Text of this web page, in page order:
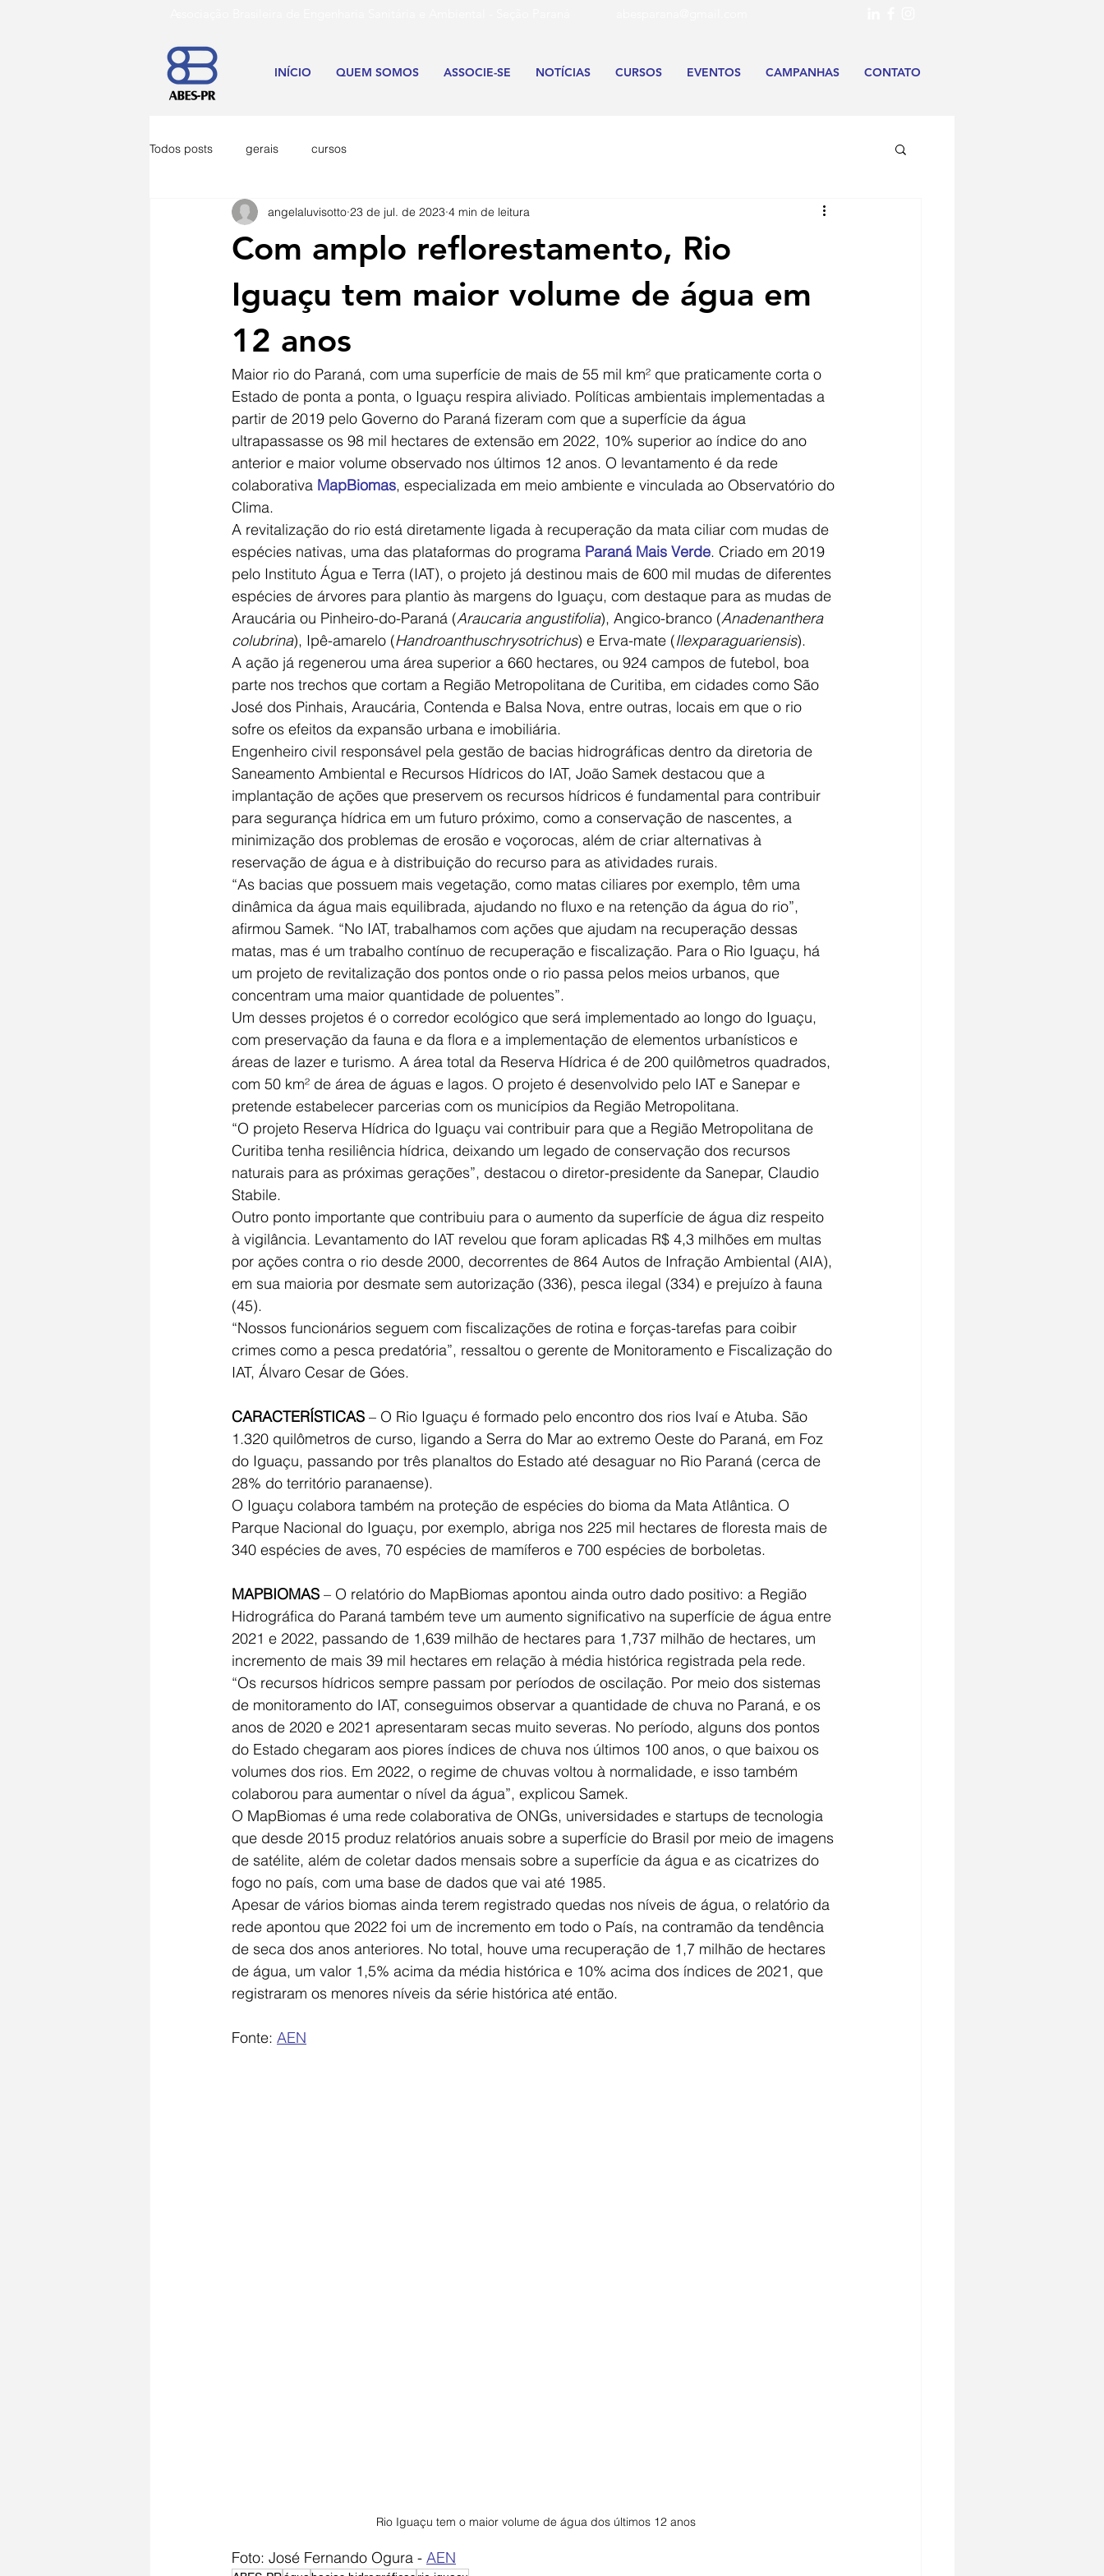
INÍCIO QUEM SOMOS ASSOCIE-SE NOTÍCIAS CURSOS EVENTOS CAMPANHAS CONTATO
Todos posts gerais cursos
Com amplo reflorestamento, Rio
Iguaçu tem maior volume de água em
12 anos
angelaluvisotto 23 de jul. de 2023 4 min de leitura
Maior rio do Paraná, com uma superfície de mais de 55 mil km² que praticamente corta o
Estado de ponta a ponta, o Iguaçu respira aliviado. Políticas ambientais implementadas a
partir de 2019 pelo Governo do Paraná fizeram com que a superfície da água
ultrapassasse os 98 mil hectares de extensão em 2022, 10% superior ao índice do ano
anterior e maior volume observado nos últimos 12 anos. O levantamento é da rede
colaborativa MapBiomas, especializada em meio ambiente e vinculada ao Observatório do
Clima.
A revitalização do rio está diretamente ligada à recuperação da mata ciliar com mudas de
espécies nativas, uma das plataformas do programa Paraná Mais Verde. Criado em 2019
pelo Instituto Água e Terra (IAT), o projeto já destinou mais de 600 mil mudas de diferentes
espécies de árvores para plantio às margens do Iguaçu, com destaque para as mudas de
Araucária ou Pinheiro-do-Paraná (Araucaria angustifolia), Angico-branco (Anadenanthera
colubrina), Ipê-amarelo (Handroanthuschrysotrichus) e Erva-mate (Ilexparaguariensis).
A ação já regenerou uma área superior a 660 hectares, ou 924 campos de futebol, boa
parte nos trechos que cortam a Região Metropolitana de Curitiba, em cidades como São
José dos Pinhais, Araucária, Contenda e Balsa Nova, entre outras, locais em que o rio
sofre os efeitos da expansão urbana e imobiliária.
Engenheiro civil responsável pela gestão de bacias hidrográficas dentro da diretoria de
Saneamento Ambiental e Recursos Hídricos do IAT, João Samek destacou que a
implantação de ações que preservem os recursos hídricos é fundamental para contribuir
para segurança hídrica em um futuro próximo, como a conservação de nascentes, a
minimização dos problemas de erosão e voçorocas, além de criar alternativas à
reservação de água e à distribuição do recurso para as atividades rurais.
“As bacias que possuem mais vegetação, como matas ciliares por exemplo, têm uma
dinâmica da água mais equilibrada, ajudando no fluxo e na retenção da água do rio”,
afirmou Samek. “No IAT, trabalhamos com ações que ajudam na recuperação dessas
matas, mas é um trabalho contínuo de recuperação e fiscalização. Para o Rio Iguaçu, há
um projeto de revitalização dos pontos onde o rio passa pelos meios urbanos, que
concentram uma maior quantidade de poluentes”.
Um desses projetos é o corredor ecológico que será implementado ao longo do Iguaçu,
com preservação da fauna e da flora e a implementação de elementos urbanísticos e
áreas de lazer e turismo. A área total da Reserva Hídrica é de 200 quilômetros quadrados,
com 50 km² de área de águas e lagos. O projeto é desenvolvido pelo IAT e Sanepar e
pretende estabelecer parcerias com os municípios da Região Metropolitana.
“O projeto Reserva Hídrica do Iguaçu vai contribuir para que a Região Metropolitana de
Curitiba tenha resiliência hídrica, deixando um legado de conservação dos recursos
naturais para as próximas gerações”, destacou o diretor-presidente da Sanepar, Claudio
Stabile.
Outro ponto importante que contribuiu para o aumento da superfície de água diz respeito
à vigilância. Levantamento do IAT revelou que foram aplicadas R$ 4,3 milhões em multas
por ações contra o rio desde 2000, decorrentes de 864 Autos de Infração Ambiental (AIA),
em sua maioria por desmate sem autorização (336), pesca ilegal (334) e prejuízo à fauna
(45).
“Nossos funcionários seguem com fiscalizações de rotina e forças-tarefas para coibir
crimes como a pesca predatória”, ressaltou o gerente de Monitoramento e Fiscalização do
IAT, Álvaro Cesar de Góes.
CARACTERÍSTICAS – O Rio Iguaçu é formado pelo encontro dos rios Ivaí e Atuba. São
1.320 quilômetros de curso, ligando a Serra do Mar ao extremo Oeste do Paraná, em Foz
do Iguaçu, passando por três planaltos do Estado até desaguar no Rio Paraná (cerca de
28% do território paranaense).
O Iguaçu colabora também na proteção de espécies do bioma da Mata Atlântica. O
Parque Nacional do Iguaçu, por exemplo, abriga nos 225 mil hectares de floresta mais de
340 espécies de aves, 70 espécies de mamíferos e 700 espécies de borboletas.
MAPBIOMAS – O relatório do MapBiomas apontou ainda outro dado positivo: a Região
Hidrográfica do Paraná também teve um aumento significativo na superfície de água entre
2021 e 2022, passando de 1,639 milhão de hectares para 1,737 milhão de hectares, um
incremento de mais 39 mil hectares em relação à média histórica registrada pela rede.
“Os recursos hídricos sempre passam por períodos de oscilação. Por meio dos sistemas
de monitoramento do IAT, conseguimos observar a quantidade de chuva no Paraná, e os
anos de 2020 e 2021 apresentaram secas muito severas. No período, alguns dos pontos
do Estado chegaram aos piores índices de chuva nos últimos 100 anos, o que baixou os
volumes dos rios. Em 2022, o regime de chuvas voltou à normalidade, e isso também
colaborou para aumentar o nível da água”, explicou Samek.
O MapBiomas é uma rede colaborativa de ONGs, universidades e startups de tecnologia
que desde 2015 produz relatórios anuais sobre a superfície do Brasil por meio de imagens
de satélite, além de coletar dados mensais sobre a superfície da água e as cicatrizes do
fogo no país, com uma base de dados que vai até 1985.
Apesar de vários biomas ainda terem registrado quedas nos níveis de água, o relatório da
rede apontou que 2022 foi um de incremento em todo o País, na contramão da tendência
de seca dos anos anteriores. No total, houve uma recuperação de 1,7 milhão de hectares
de água, um valor 1,5% acima da média histórica e 10% acima dos índices de 2021, que
registraram os menores níveis da série histórica até então.
Fonte: AEN
Rio Iguaçu tem o maior volume de água dos últimos 12 anos
Foto: José Fernando Ogura - AEN